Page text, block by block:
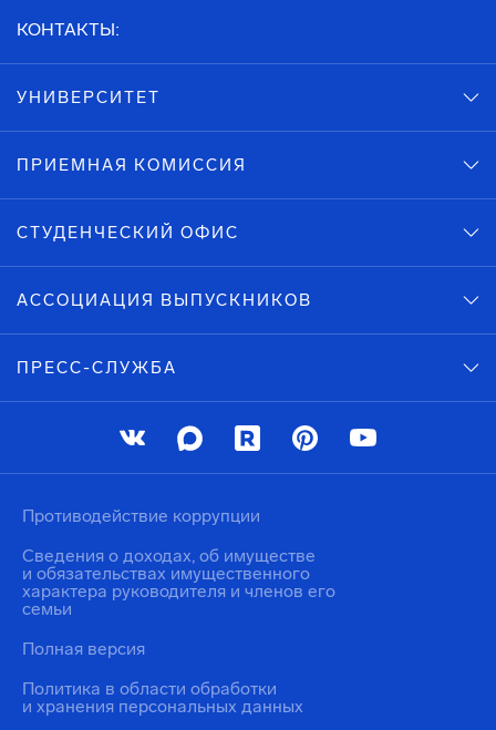
КОНТАКТЫ:
УНИВЕРСИТЕТ
ПРИЕМНАЯ КОМИССИЯ
СТУДЕНЧЕСКИЙ ОФИС
АССОЦИАЦИЯ ВЫПУСКНИКОВ
ПРЕСС-СЛУЖБА
Политика в области обработки
и хранения персональных данных
Противодействие коррупции
Сведения о доходах, об имуществе
и обязательствах имущественного
характера руководителя и членов его
семьи
Полная версия